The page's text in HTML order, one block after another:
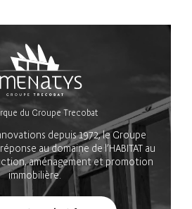
du Groupe Trecobat
depuis 1972, le Groupe
au domaine de l’HABITAT au
aménagement et promotion
immobilière.